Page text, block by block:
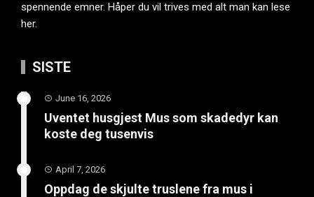
spennende emner. Håper du vil trives med alt man kan lese
her.
SISTE
June 16, 2026
Uventet husgjest Mus som skadedyr kan
koste deg tusenvis
April 7, 2026
Oppdag de skjulte truslene fra mus i